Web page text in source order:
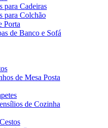
para Cadeiras
para Colchão
Porta
de Banco e Sofá
de Mesa Posta
de Cozinha